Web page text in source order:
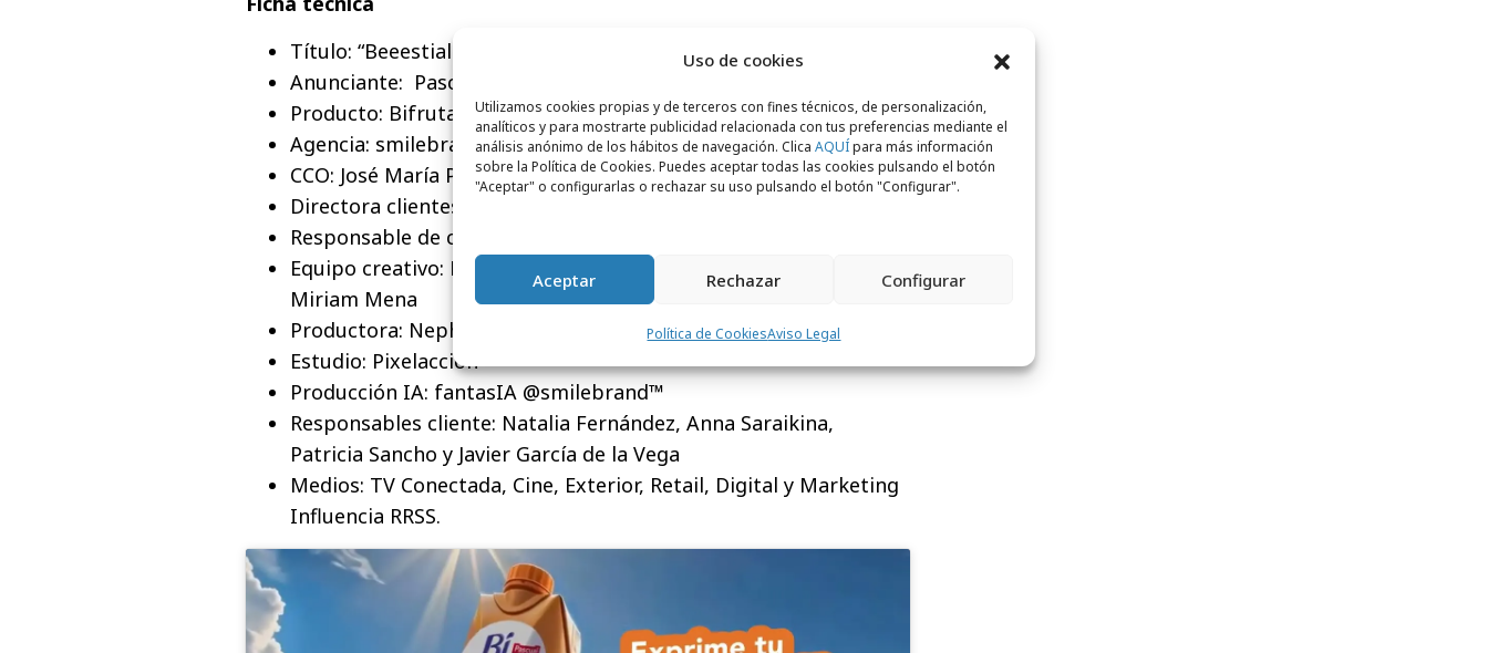
Uso de cookies
Utilizamos cookies propias y de terceros con fines técnicos, de personalización,
analíticos y para mostrarte publicidad relacionada con tus preferencias mediante el
análisis anónimo de los hábitos de navegación. Clica AQUÍpara más información
sobre la Política de Cookies. Puedes aceptar todas las cookies pulsando el botón
"Aceptar" o configurarlas o rechazar su uso pulsando el botón "Configurar".
Aceptar Rechazar Configurar
Política de CookiesAviso Legal
Título: “Beeestial Summer”
Anunciante: Pascual
Producto: Bifrutas
Agencia: smilebrand™
CCO: José María Prieto
Directora clientes: Blanca Rico
Responsable de cuentas: Carmen Prieto
Equipo creativo: Patri Díez, Manu Paredes, Sergio Contreras y
Miriam Mena
Productora: Nephilim Producciones
Estudio: Pixelacción
Producción IA: fantasIA @smilebrand™
Responsables cliente: Natalia Fernández, Anna Saraikina,
Patricia Sancho y Javier García de la Vega
Medios: TV Conectada, Cine, Exterior, Retail, Digital y Marketing
Influencia RRSS.